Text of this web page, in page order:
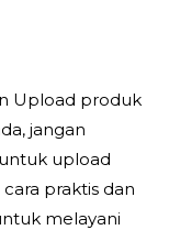
Upload produk
jangan
upload
praktis dan
melayani